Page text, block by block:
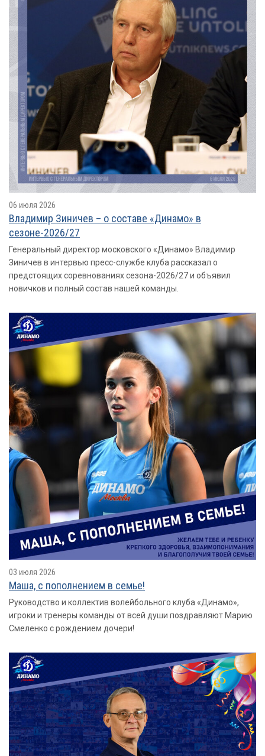
06 июля 2026
Владимир Зиничев – о составе «Динамо» в
сезоне-2026/27
Генеральный директор московского «Динамо» Владимир
Зиничев в интервью пресс-службе клуба рассказал о
предстоящих соревнованиях сезона-2026/27 и объявил
новичков и полный состав нашей команды.
03 июля 2026
Маша, с пополнением в семье!
Руководство и коллектив волейбольного клуба «Динамо»,
игроки и тренеры команды от всей души поздравляют Марию
Смеленко с рождением дочери!